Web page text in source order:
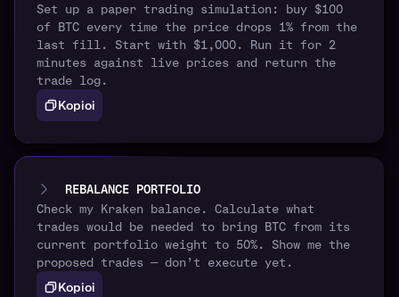
Set up a paper trading simulation: buy $100
of BTC every time the price drops 1% from the
last fill. Start with $1,000. Run it for 2
minutes against live prices and return the
trade log.
Kopioi
REBALANCE PORTFOLIO
Check my Kraken balance. Calculate what
trades would be needed to bring BTC from its
current portfolio weight to 50%. Show me the
proposed trades — don’t execute yet.
Kopioi